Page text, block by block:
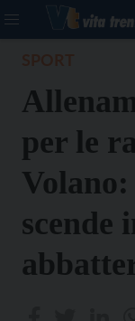
per le
scende